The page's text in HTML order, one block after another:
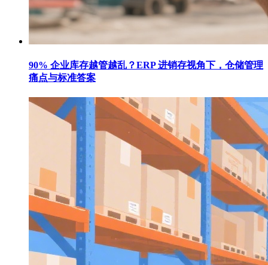
90% 企业库存越管越乱？ERP 进销存视角下，仓储管理
痛点与标准答案